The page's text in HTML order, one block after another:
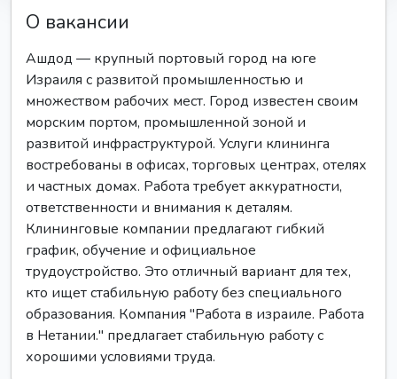
О вакансии
Ашдод — крупный портовый город на юге
Израиля с развитой промышленностью и
множеством рабочих мест. Город известен своим
морским портом, промышленной зоной и
развитой инфраструктурой. Услуги клининга
востребованы в офисах, торговых центрах, отелях
и частных домах. Работа требует аккуратности,
ответственности и внимания к деталям.
Клининговые компании предлагают гибкий
график, обучение и официальное
трудоустройство. Это отличный вариант для тех,
кто ищет стабильную работу без специального
образования. Компания "Работа в израиле. Работа
в Нетании." предлагает стабильную работу с
хорошими условиями труда.